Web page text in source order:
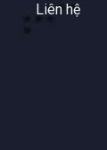
Liên hệ